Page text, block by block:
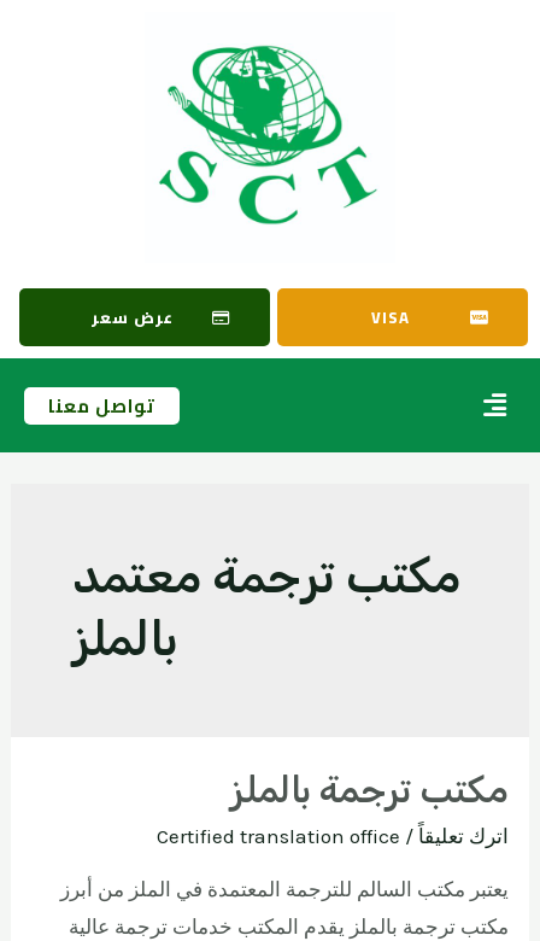
VISA عرض سعر
تواصل معنا
مكتب ترجمة معتمد
بالملز
مكتب ترجمة بالملز
اترك تعليقاً /
Certified translation office
يعتبر مكتب السالم للترجمة المعتمدة في الملز من أبرز
مكتب ترجمة بالملز يقدم المكتب خدمات ترجمة عالية